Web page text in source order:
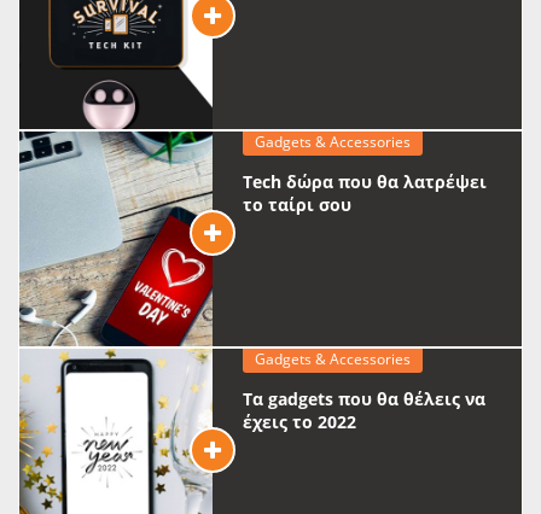
Gadgets & Accessories
Tech δώρα που θα λατρέψει
το ταίρι σου
Gadgets & Accessories
Τα gadgets που θα θέλεις να
έχεις το 2022